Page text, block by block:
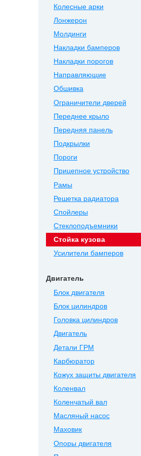
Колесные арки
Лонжерон
Молдинги
Накладки бамперов
Накладки порогов
Направляющие
Обшивка
Ограничители дверей
Переднее крыло
Передняя панель
Подкрылки
Пороги
Прицепное устройство
Рамы
Решетка радиатора
Спойлеры
Стеклоподъемники
Стойка кузова
Усилители бамперов
Двигатель
Блок двигателя
Блок цилиндров
Головка цилиндров
Двигатель
Детали ГРМ
Карбюратор
Кожух защиты двигателя
Коленвал
Коленчатый вал
Масляный насос
Маховик
Опоры двигателя